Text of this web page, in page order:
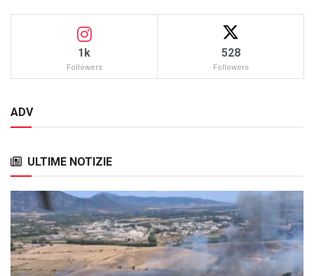
1k
Followers
528
Followers
ADV
ULTIME NOTIZIE